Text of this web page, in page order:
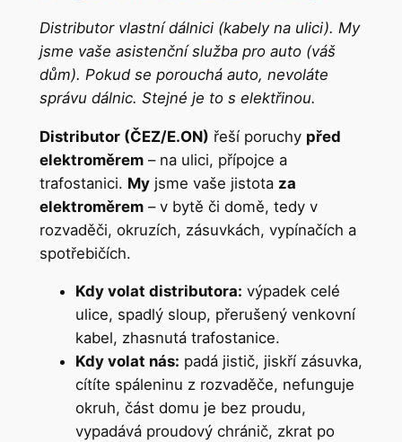
Distributor vlastní dálnici (kabely na ulici). My
jsme vaše asistenční služba pro auto (váš
dům). Pokud se porouchá auto, nevoláte
správu dálnic. Stejné je to s elektřinou.
Distributor (ČEZ/E.ON) řeší poruchy před
elektroměrem– na ulici, přípojce a
trafostanici. Myjsme vaše jistota za
elektroměrem– v bytě či domě, tedy v
rozvaděči, okruzích, zásuvkách, vypínačích a
spotřebičích.
Kdy volat distributora: výpadek celé
ulice, spadlý sloup, přerušený venkovní
kabel, zhasnutá trafostanice.
Kdy volat nás: padá jistič, jiskří zásuvka,
cítíte spáleninu z rozvaděče, nefunguje
okruh, část domu je bez proudu,
vypadává proudový chránič, zkrat po